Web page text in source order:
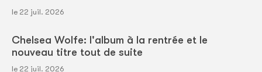
le 22 juil. 2026
Chelsea Wolfe: l'album à la rentrée et le
nouveau titre tout de suite
le 22 juil. 2026